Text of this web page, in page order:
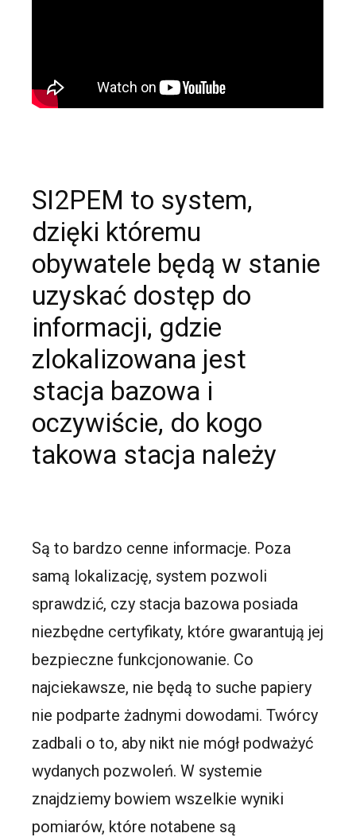
SI2PEM to system,
dzięki któremu
obywatele będą w stanie
uzyskać dostęp do
informacji, gdzie
zlokalizowana jest
stacja bazowa i
oczywiście, do kogo
takowa stacja należy
Są to bardzo cenne informacje. Poza
samą lokalizację, system pozwoli
sprawdzić, czy stacja bazowa posiada
niezbędne certyfikaty, które gwarantują jej
bezpieczne funkcjonowanie. Co
najciekawsze, nie będą to suche papiery
nie podparte żadnymi dowodami. Twórcy
zadbali o to, aby nikt nie mógł podważyć
wydanych pozwoleń. W systemie
znajdziemy bowiem wszelkie wyniki
pomiarów, które notabene są